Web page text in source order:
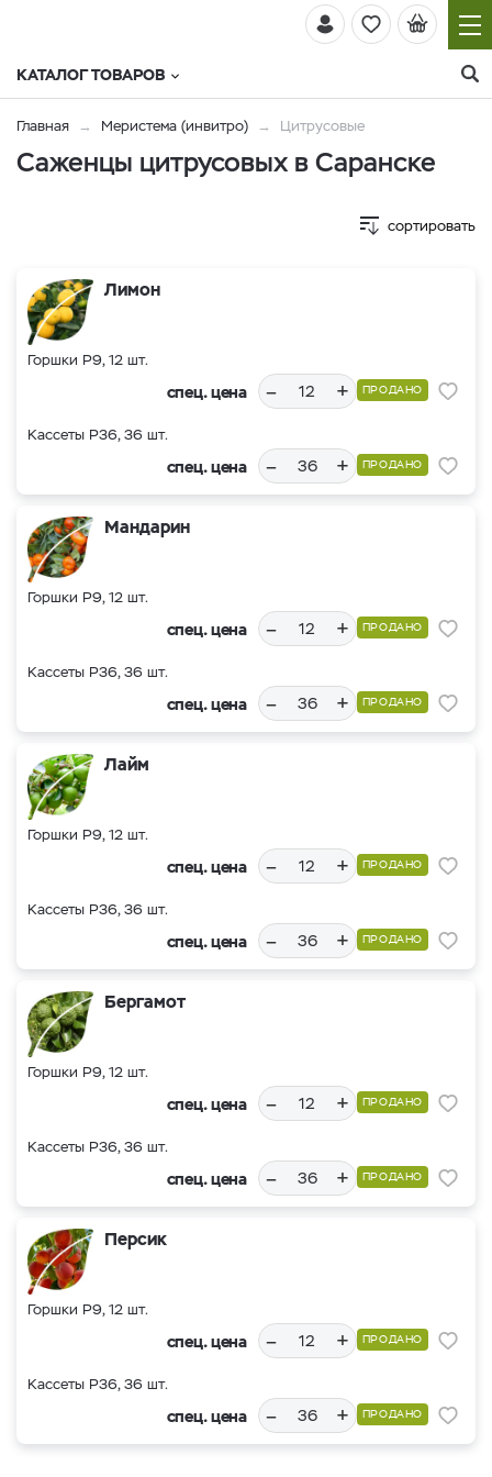
КАТАЛОГ ТОВАРОВ
Главная Меристема (инвитро) Цитрусовые
Cаженцы цитрусовых в Саранске
сортировать
Лимон
Горшки Р9, 12 шт.
спец. цена – + ПРОДАНО
Кассеты Р36, 36 шт.
спец. цена – + ПРОДАНО
Мандарин
Горшки Р9, 12 шт.
спец. цена – + ПРОДАНО
Кассеты Р36, 36 шт.
спец. цена – + ПРОДАНО
Лайм
Горшки Р9, 12 шт.
спец. цена – + ПРОДАНО
Кассеты Р36, 36 шт.
спец. цена – + ПРОДАНО
Бергамот
Горшки Р9, 12 шт.
спец. цена – + ПРОДАНО
Кассеты Р36, 36 шт.
спец. цена – + ПРОДАНО
Персик
Горшки Р9, 12 шт.
спец. цена – + ПРОДАНО
Кассеты Р36, 36 шт.
спец. цена – + ПРОДАНО